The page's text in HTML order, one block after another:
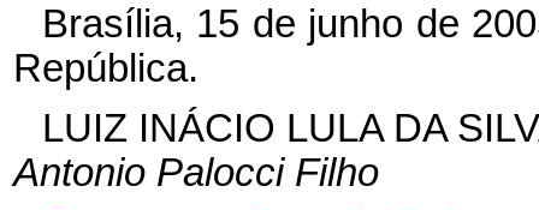
Brasília, 15 de junho de
República.
LUIZ INÁCIO LULA DA
Antonio Palocci Filho